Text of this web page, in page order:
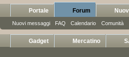
Portale Forum
Nuovi messaggi FAQ Calendario Comunità
Gadget Mercatino